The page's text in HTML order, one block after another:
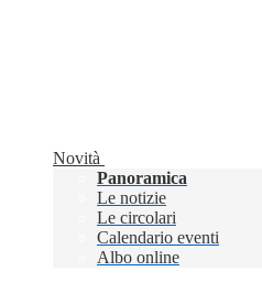
Novità
Panoramica
Le notizie
Le circolari
Calendario eventi
Albo online